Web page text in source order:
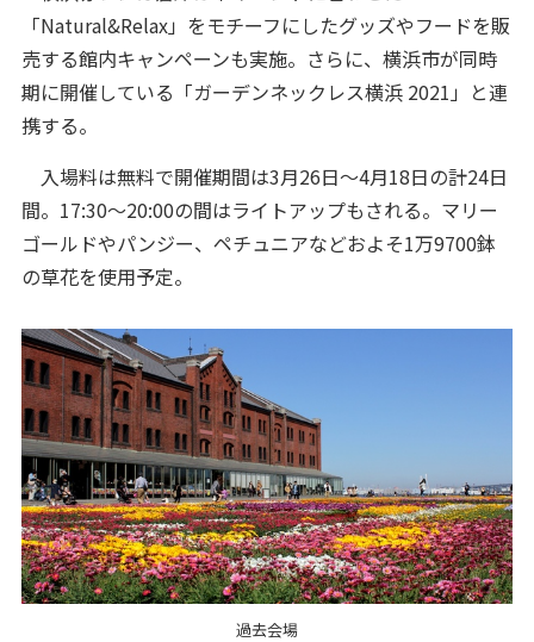
「Natural&Relax」をモチーフにしたグッズやフードを販
売する館内キャンペーンも実施。さらに、横浜市が同時
期に開催している「ガーデンネックレス横浜 2021」と連
携する。
入場料は無料で開催期間は3月26日～4月18日の計24日
間。17:30～20:00の間はライトアップもされる。マリー
ゴールドやパンジー、ペチュニアなどおよそ1万9700鉢
の草花を使用予定。
過去会場